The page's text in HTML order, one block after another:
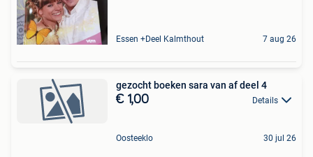
Essen +Deel Kalmthout 7 aug 26
gezocht boeken sara van af deel 4
€ 1,00 Details
Oosteeklo 30 jul 26